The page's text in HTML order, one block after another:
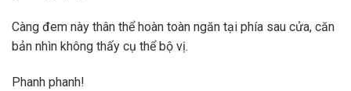
Càng đem này thân thể hoàn toàn ngăn tại phía sau cửa, căn
bản nhìn không thấy cụ thể bộ vị.
Phanh phanh!